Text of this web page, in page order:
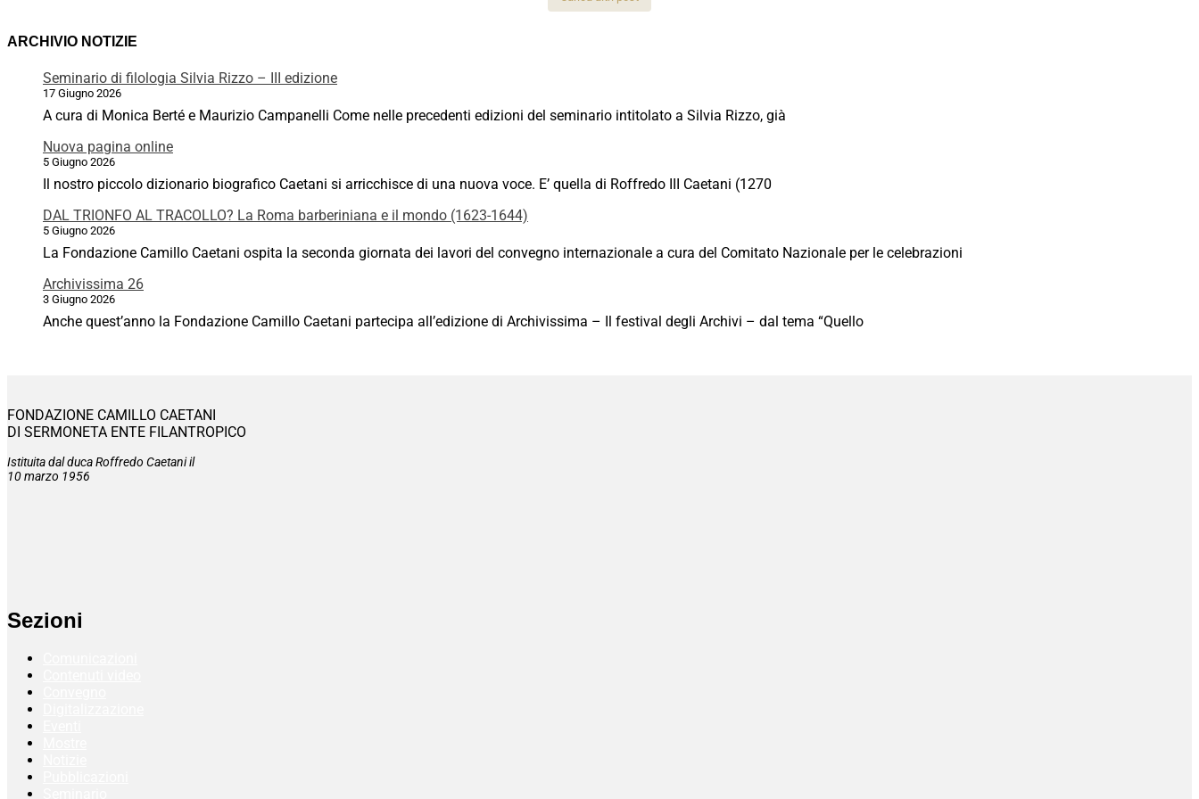
ARCHIVIO NOTIZIE
Seminario di filologia Silvia Rizzo – III edizione
17 Giugno 2026
A cura di Monica Berté e Maurizio Campanelli Come nelle precedenti edizioni del seminario intitolato a Silvia Rizzo, già
Nuova pagina online
5 Giugno 2026
Il nostro piccolo dizionario biografico Caetani si arricchisce di una nuova voce. E’ quella di Roffredo III Caetani (1270
DAL TRIONFO AL TRACOLLO? La Roma barberiniana e il mondo (1623-1644)
5 Giugno 2026
La Fondazione Camillo Caetani ospita la seconda giornata dei lavori del convegno internazionale a cura del Comitato Nazionale per le celebrazioni
Archivissima 26
3 Giugno 2026
Anche quest’anno la Fondazione Camillo Caetani partecipa all’edizione di Archivissima – Il festival degli Archivi – dal tema “Quello
FONDAZIONE CAMILLO CAETANI
DI SERMONETA ENTE FILANTROPICO
Istituita dal duca Roffredo Caetani il
10 marzo 1956
Sezioni